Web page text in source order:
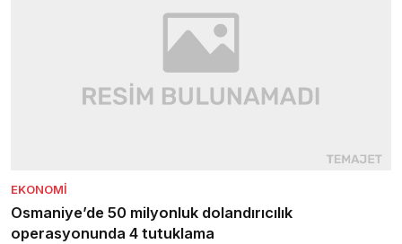
EKONOMI
Osmaniye’de 50 milyonluk dolandırıcılık
operasyonunda 4 tutuklama